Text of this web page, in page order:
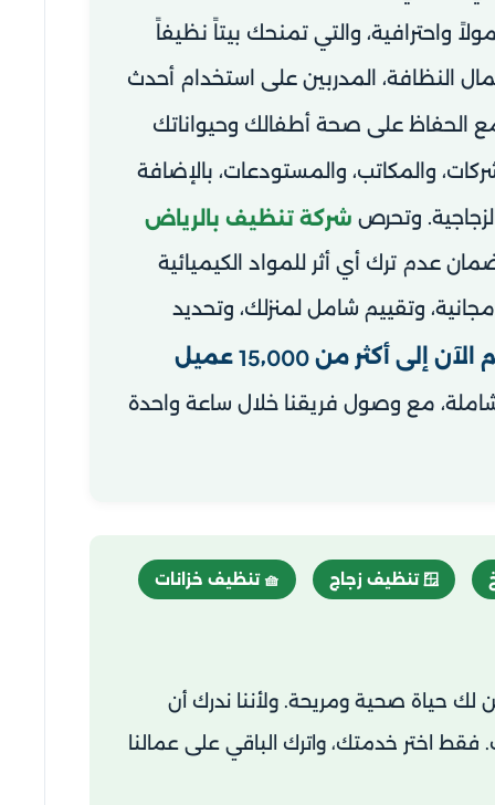
واحترافية، والتي تمنحك بيتاً نظيفاً
النظافة، المدربين على استخدام أحدث
الحفاظ على صحة أطفالك وحيواناتك
والمكاتب، والمستودعات، بالإضافة
وتحرص شركة تنظيف بالرياض
عدم ترك أي أثر للمواد الكيميائية
وتقييم شامل لمنزلك، وتحديد
الآن إلى أكثر من 15,000
عميل
مع وصول فريقنا خلال ساعة واحدة
🪟 تنظيف زجاج 🧺 تنظيف خزانات
لك حياة صحية ومريحة. ولأننا ندرك أن
اختر خدمتك، واترك الباقي على عمالنا